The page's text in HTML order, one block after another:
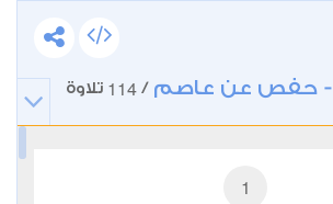
- حفص عن عاصم /
114 تلاوة
1